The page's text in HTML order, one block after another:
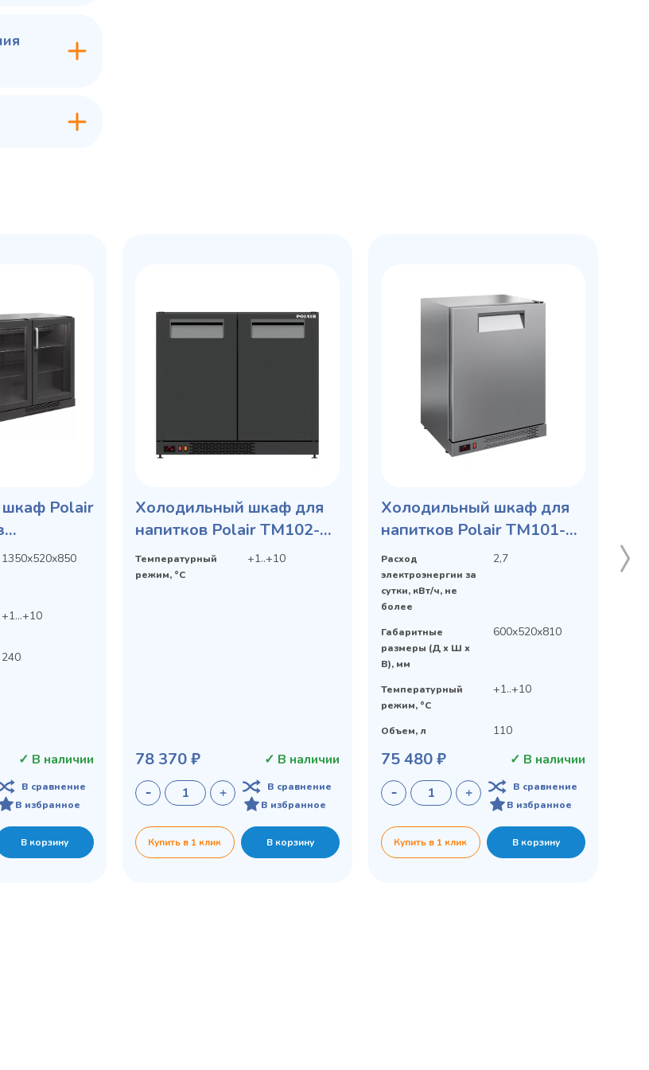
Polair
1350x520x850
+1…+10
240
✓ В наличии
В сравнение
В избранное
В корзину
Холодильный шкаф для
напитков Polair TM102-
Bar без столешницы
Температурный
режим, °C
+1..+10
78 370 ₽ ✓ В наличии
В сравнение
В избранное
Купить в 1 клик В корзину
Холодильный шкаф для
напитков Polair TM101-
Grande без столешницы,
гл. дверь
Расход
электроэнергии за
сутки, кВт/ч, не
более
2,7
Габаритные
размеры (Д х Ш х
В), мм
600x520x810
Температурный
режим, °C
+1..+10
Объем, л 110
75 480 ₽ ✓ В наличии
В сравнение
В избранное
Купить в 1 клик В корзину